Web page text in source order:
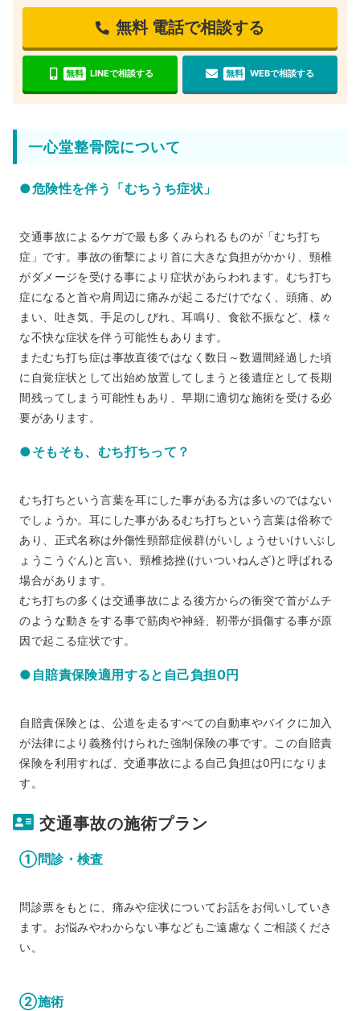
無料 電話で相談する
無料 LINEで相談する 無料 WEBで相談する
一心堂整骨院について
●危険性を伴う「むちうち症状」
交通事故によるケガで最も多くみられるものが「むち打ち
症」です。事故の衝撃により首に大きな負担がかかり、頸椎
がダメージを受ける事により症状があらわれます。むち打ち
症になると首や肩周辺に痛みが起こるだけでなく、頭痛、め
まい、吐き気、手足のしびれ、耳鳴り、食欲不振など、様々
な不快な症状を伴う可能性もあります。
またむち打ち症は事故直後ではなく数日～数週間経過した頃
に自覚症状として出始め放置してしまうと後遺症として長期
間残ってしまう可能性もあり、早期に適切な施術を受ける必
要があります。
●そもそも、むち打ちって？
むち打ちという言葉を耳にした事がある方は多いのではない
でしょうか。耳にした事があるむち打ちという言葉は俗称で
あり、正式名称は外傷性頸部症候群(がいしょうせいけいぶし
ょうこうぐん)と言い、頸椎捻挫(けいついねんざ)と呼ばれる
場合があります。
むち打ちの多くは交通事故による後方からの衝突で首がムチ
のような動きをする事で筋肉や神経、靭帯が損傷する事が原
因で起こる症状です。
●自賠責保険適用すると自己負担0円
自賠責保険とは、公道を走るすべての自動車やバイクに加入
が法律により義務付けられた強制保険の事です。この自賠責
保険を利用すれば、交通事故による自己負担は0円になりま
す。
交通事故の施術プラン
①問診・検査
問診票をもとに、痛みや症状についてお話をお伺いしていき
ます。お悩みやわからない事などもご遠慮なくご相談くださ
い。
②施術